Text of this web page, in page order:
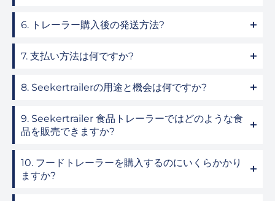
6. トレーラー購入後の発送方法?
7. 支払い方法は何ですか?
8. Seekertrailerの用途と機会は何ですか?
9. Seekertrailer 食品トレーラーではどのような食
品を販売できますか?
10. フードトレーラーを購入するのにいくらかかり
ますか?